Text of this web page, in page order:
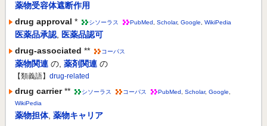
薬物受容体遮断作用
drug approval * シソーラス PubMed Scholar, Google WikiPedia
医薬品承認
医薬品認可
drug-associated ** コーパス
薬物関連 の 薬剤関連 の
【類義語】 drug-related
drug carrier ** シソーラス コーパス PubMed Scholar, Google
WikiPedia
薬物担体, 薬物キャリア